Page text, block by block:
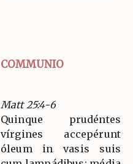
COMMUNIO
Matt 25:4-6
Quinque prudéntes
vírgines accepérunt
óleum in vasis suis